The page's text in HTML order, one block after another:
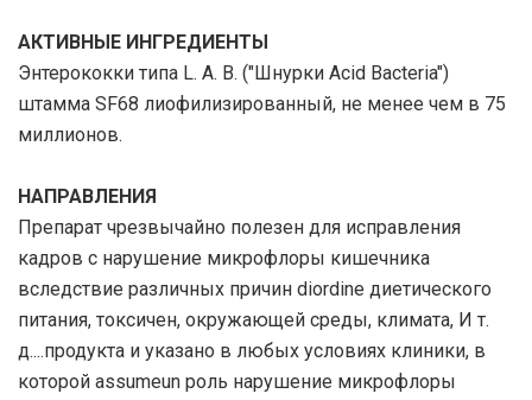
АКТИВНЫЕ ИНГРЕДИЕНТЫ
Энтерококки типа L. A. B. ("Шнурки Acid Bacteria")
штамма SF68 лиофилизированный, не менее чем в 75
миллионов.
НАПРАВЛЕНИЯ
Препарат чрезвычайно полезен для исправления
кадров с нарушение микрофлоры кишечника
вследствие различных причин diordine диетического
питания, токсичен, окружающей среды, климата, И т.
д....продукта и указано в любых условиях клиники, в
которой assumeun роль нарушение микрофлоры